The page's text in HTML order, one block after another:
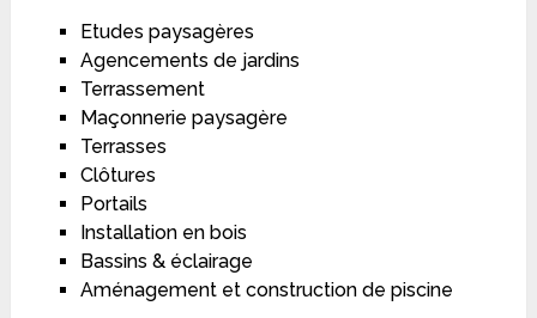
Etudes paysagères
Agencements de jardins
Terrassement
Maçonnerie paysagère
Terrasses
Clôtures
Portails
Installation en bois
Bassins & éclairage
Aménagement et construction de piscine